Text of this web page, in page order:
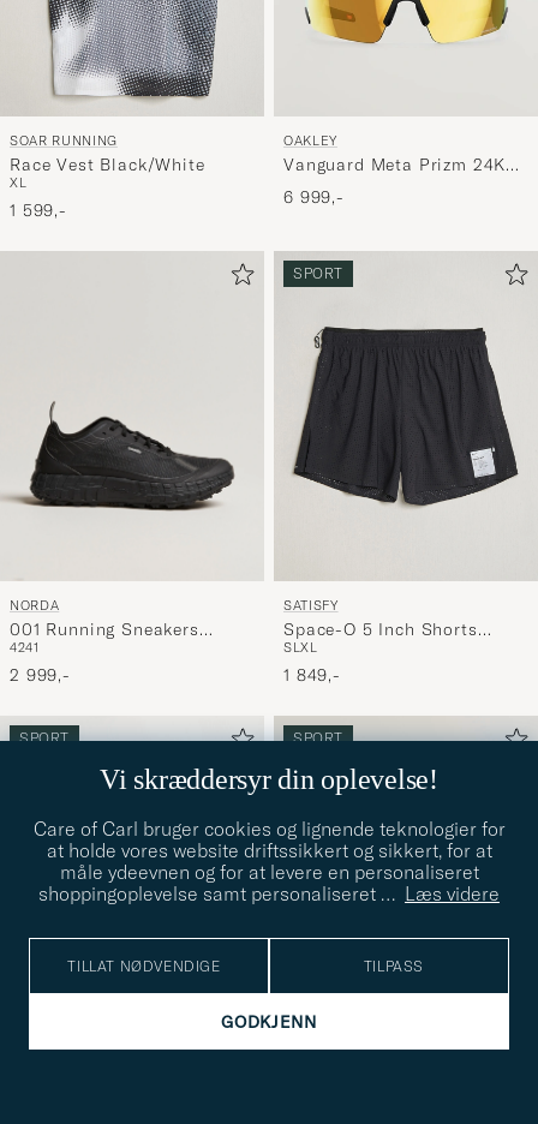
SOAR RUNNING
Race Vest Black/White
XL
1 599,-
OAKLEY
Vanguard Meta Prizm 24K
Sunglasses Gold
6 999,-
NORDA
001 Running Sneakers
Stealth Black
4241
2 999,-
SPORT
SATISFY
Space-O 5 Inch Shorts
Black
SLXL
1 849,-
SPORT SPORT
Vi skræddersyr din oplevelse!
Care of Carl bruger cookies og lignende teknologier for
at holde vores website driftssikkert og sikkert, for at
måle ydeevnen og for at levere en personaliseret
shoppingoplevelse samt personaliseret … Læs videre
TILLAT NØDVENDIGE TILPASS
GODKJENN